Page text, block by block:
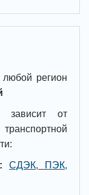
регион
зависит от
СДЭК, ПЭК,